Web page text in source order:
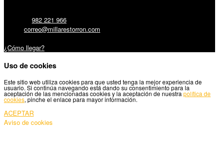
982 221 966
correo@millarestorron.com
¿Cómo llegar?
Uso de cookies
Este sitio web utiliza cookies para que usted tenga la mejor experiencia de
usuario. Si continúa navegando está dando su consentimiento para la
aceptación de las mencionadas cookies y la aceptación de nuestra política de
cookies, pinche el enlace para mayor información.
ACEPTAR
Aviso de cookies